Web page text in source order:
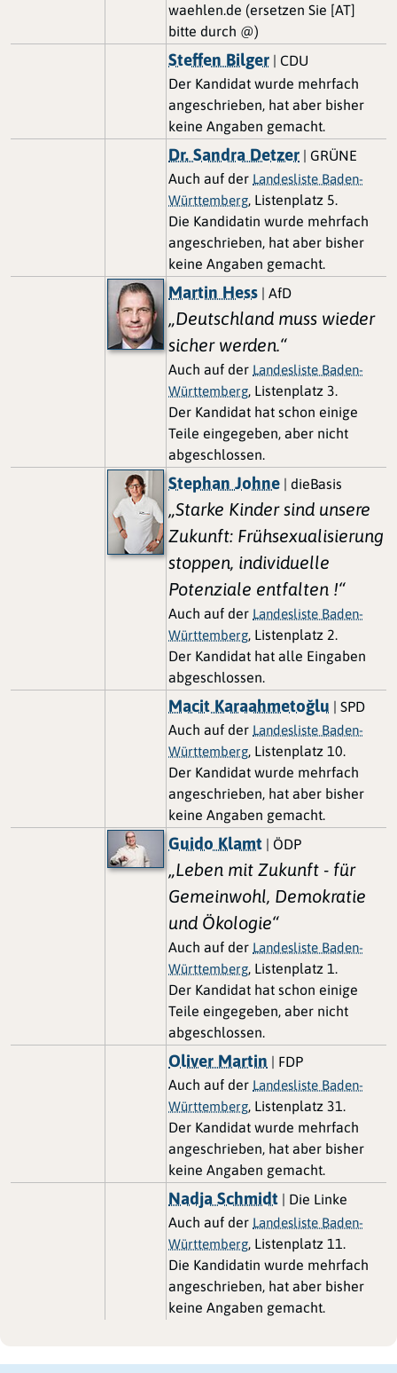
waehlen.de (ersetzen Sie [AT]
bitte durch @)
Steffen Bilger | CDU
Der Kandidat wurde mehrfach
angeschrieben, hat aber bisher
keine Angaben gemacht.
Dr. Sandra Detzer | GRÜNE
Auch auf der Landesliste Baden-
Württemberg , Listenplatz 5.
Die Kandidatin wurde mehrfach
angeschrieben, hat aber bisher
keine Angaben gemacht.
Martin Hess | AfD
„Deutschland muss wieder
sicher werden.“
Auch auf der Landesliste Baden-
Württemberg , Listenplatz 3.
Der Kandidat hat schon einige
Teile eingegeben, aber nicht
abgeschlossen.
Stephan Johne | dieBasis
„Starke Kinder sind unsere
Zukunft: Frühsexualisierung
stoppen, individuelle
Potenziale entfalten !“
Auch auf der Landesliste Baden-
Württemberg , Listenplatz 2.
Der Kandidat hat alle Eingaben
abgeschlossen.
Macit Karaahmetoğlu | SPD
Auch auf der Landesliste Baden-
Württemberg , Listenplatz 10.
Der Kandidat wurde mehrfach
angeschrieben, hat aber bisher
keine Angaben gemacht.
Guido Klamt | ÖDP
„Leben mit Zukunft - für
Gemeinwohl, Demokratie
und Ökologie“
Auch auf der Landesliste Baden-
Württemberg , Listenplatz 1.
Der Kandidat hat schon einige
Teile eingegeben, aber nicht
abgeschlossen.
Oliver Martin | FDP
Auch auf der Landesliste Baden-
Württemberg , Listenplatz 31.
Der Kandidat wurde mehrfach
angeschrieben, hat aber bisher
keine Angaben gemacht.
Nadja Schmidt | Die Linke
Auch auf der Landesliste Baden-
Württemberg , Listenplatz 11.
Die Kandidatin wurde mehrfach
angeschrieben, hat aber bisher
keine Angaben gemacht.